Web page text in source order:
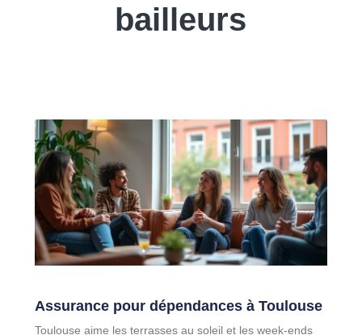
bailleurs
Assurance pour dépendances à Toulouse
Toulouse aime les terrasses au soleil et les week-ends